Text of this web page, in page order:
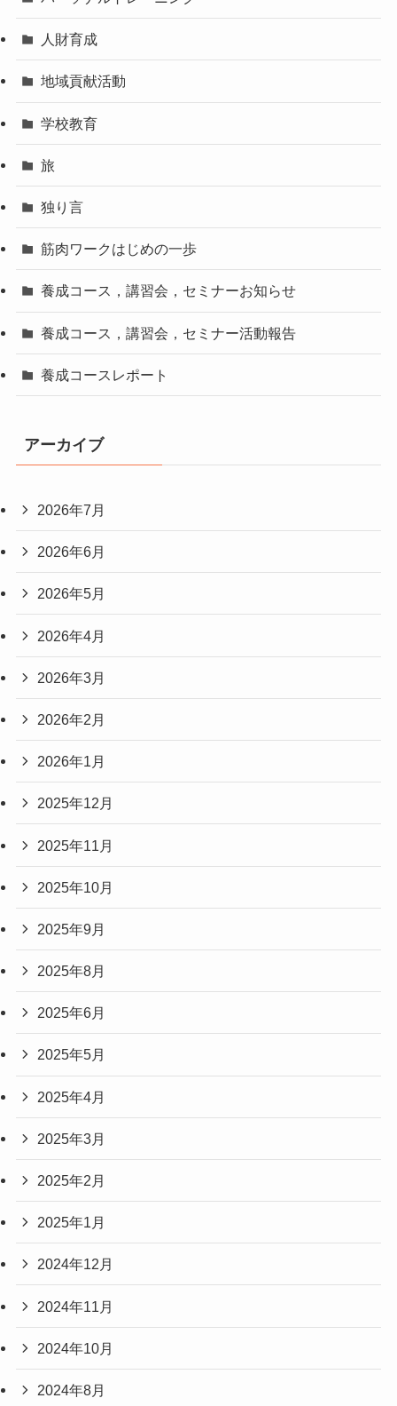
人財育成
地域貢献活動
学校教育
旅
独り言
筋肉ワークはじめの一歩
養成コース，講習会，セミナーお知らせ
養成コース，講習会，セミナー活動報告
養成コースレポート
アーカイブ
2026年7月
2026年6月
2026年5月
2026年4月
2026年3月
2026年2月
2026年1月
2025年12月
2025年11月
2025年10月
2025年9月
2025年8月
2025年6月
2025年5月
2025年4月
2025年3月
2025年2月
2025年1月
2024年12月
2024年11月
2024年10月
2024年8月